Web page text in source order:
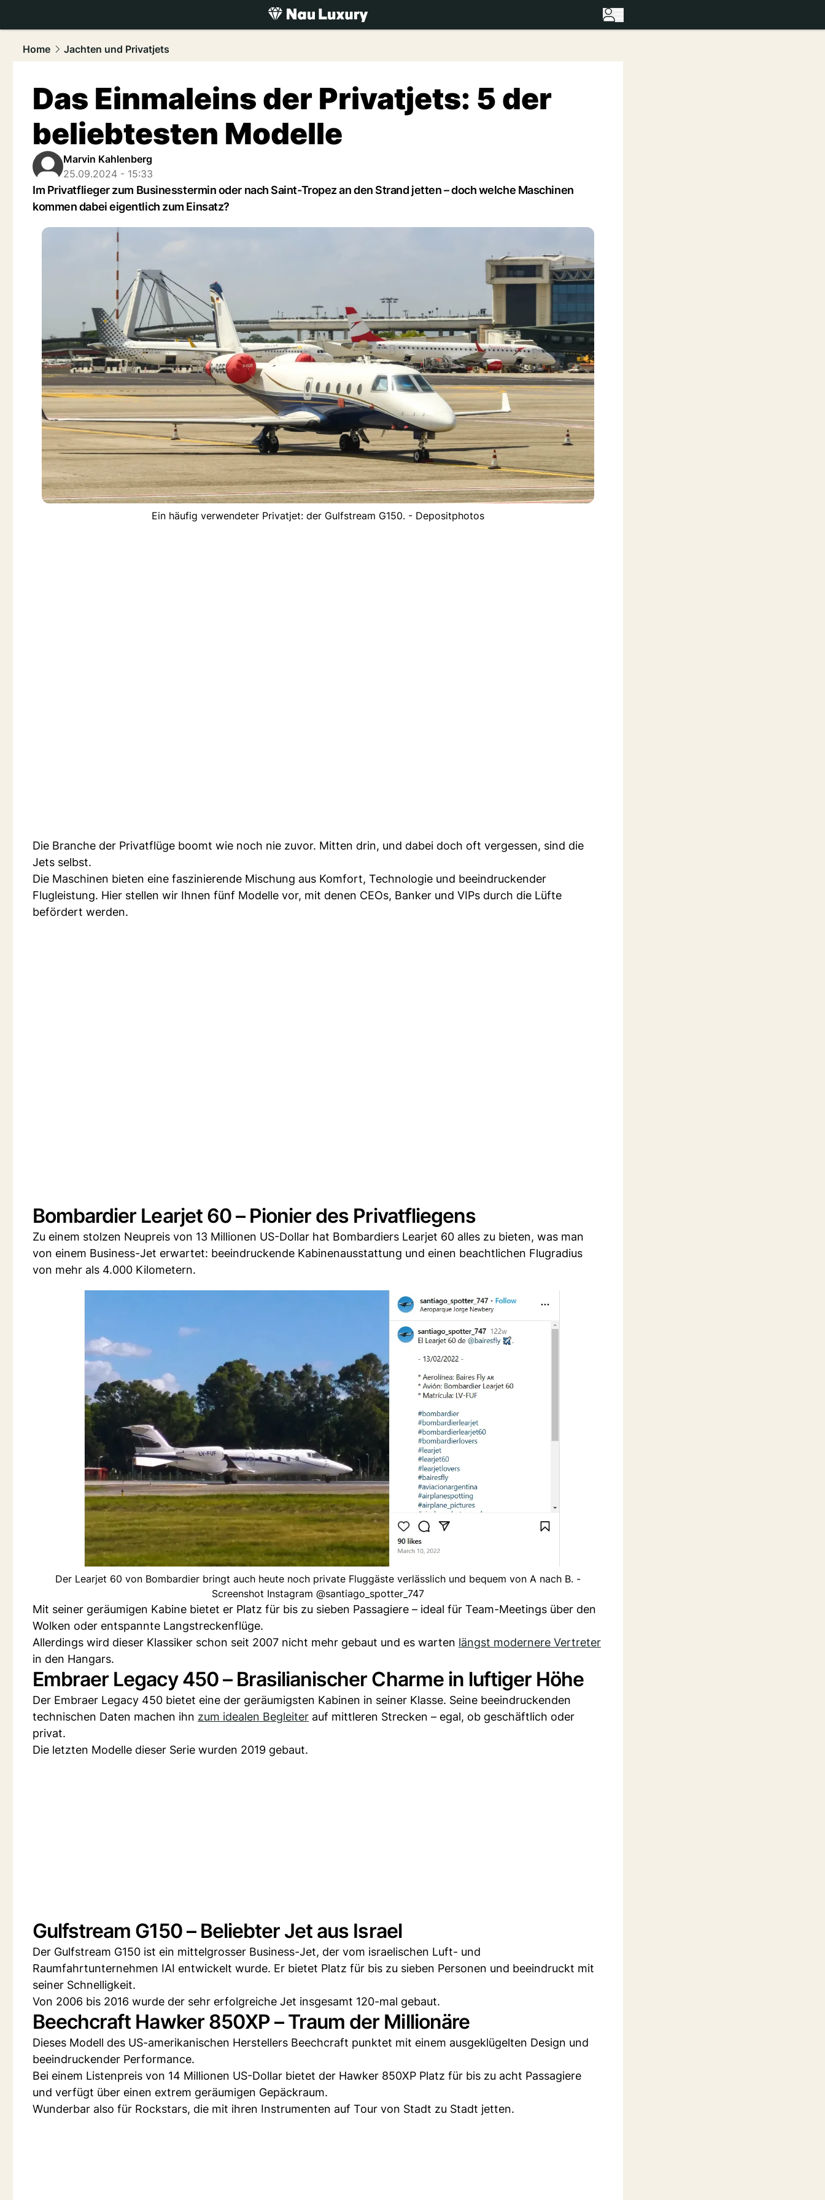
luxury.NAU.ch
Home
Jachten und Privatjets
Das Einmaleins der Privatjets: 5 der
beliebtesten Modelle
Marvin Kahlenberg
25.09.2024 - 15:33
Im Privatflieger zum Businesstermin oder nach Saint-Tropez an den Strand jetten – doch welche Maschinen
kommen dabei eigentlich zum Einsatz?
Ein häufig verwendeter Privatjet: der Gulfstream G150. - Depositphotos
Die Branche der Privatflüge boomt wie noch nie zuvor. Mitten drin, und dabei doch oft vergessen, sind die
Jets selbst.
Die Maschinen bieten eine faszinierende Mischung aus Komfort, Technologie und beeindruckender
Flugleistung. Hier stellen wir Ihnen fünf Modelle vor, mit denen CEOs, Banker und VIPs durch die Lüfte
befördert werden.
Bombardier Learjet 60 – Pionier des Privatfliegens
Zu einem stolzen Neupreis von 13 Millionen US-Dollar hat Bombardiers Learjet 60 alles zu bieten, was man
von einem Business-Jet erwartet: beeindruckende Kabinenausstattung und einen beachtlichen Flugradius
von mehr als 4.000 Kilometern.
Der Learjet 60 von Bombardier bringt auch heute noch private Fluggäste verlässlich und bequem von A nach B. -
Screenshot Instagram @santiago_spotter_747
Mit seiner geräumigen Kabine bietet er Platz für bis zu sieben Passagiere – ideal für Team-Meetings über den
Wolken oder entspannte Langstreckenflüge.
Allerdings wird dieser Klassiker schon seit 2007 nicht mehr gebaut und es warten längst modernere Vertreter
in den Hangars.
Embraer Legacy 450 – Brasilianischer Charme in luftiger Höhe
Der Embraer Legacy 450 bietet eine der geräumigsten Kabinen in seiner Klasse. Seine beeindruckenden
technischen Daten machen ihn zum idealen Begleiter auf mittleren Strecken – egal, ob geschäftlich oder
privat.
Die letzten Modelle dieser Serie wurden 2019 gebaut.
Gulfstream G150 – Beliebter Jet aus Israel
Der Gulfstream G150 ist ein mittelgrosser Business-Jet, der vom israelischen Luft- und
Raumfahrtunternehmen IAI entwickelt wurde. Er bietet Platz für bis zu sieben Personen und beeindruckt mit
seiner Schnelligkeit.
Von 2006 bis 2016 wurde der sehr erfolgreiche Jet insgesamt 120-mal gebaut.
Beechcraft Hawker 850XP – Traum der Millionäre
Dieses Modell des US-amerikanischen Herstellers Beechcraft punktet mit einem ausgeklügelten Design und
beeindruckender Performance.
Bei einem Listenpreis von 14 Millionen US-Dollar bietet der Hawker 850XP Platz für bis zu acht Passagiere
und verfügt über einen extrem geräumigen Gepäckraum.
Wunderbar also für Rockstars, die mit ihren Instrumenten auf Tour von Stadt zu Stadt jetten.